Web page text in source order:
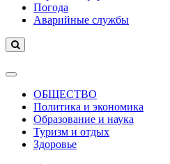
Погода
Аварийные службы
ОБЩЕСТВО
Политика и экономика
Образование и наука
Туризм и отдых
Здоровье